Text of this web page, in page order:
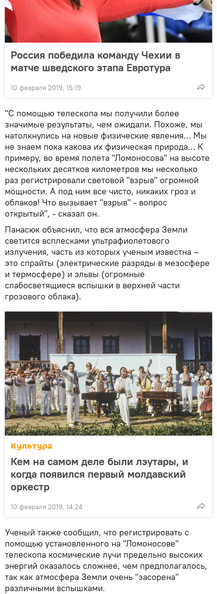
Россия победила команду Чехии в
матче шведского этапа Евротура
10 февраля 2019, 15:19
"С помощью телескопа мы получили более
значимые результаты, чем ожидали. Похоже, мы
натолкнулись на новые физические явления… Мы
не знаем пока какова их физическая природа… К
примеру, во время полета "Ломоносова" на высоте
нескольких десятков километров мы несколько
раз регистрировали световой "взрыв" огромной
мощности. А под ним все чисто, никаких гроз и
облаков! Что вызывает "взрыв" - вопрос
открытый", - сказал он.
Панасюк объяснил, что вся атмосфера Земли
светится всплесками ультрафиолетового
излучения, часть из которых ученым известна –
это спрайты (электрические разряды в мезосфере
и термосфере) и эльвы (огромные
слабосветящиеся вспышки в верхней части
грозового облака).
Культура
Кем на самом деле были лэутары, и
когда появился первый молдавский
оркестр
10 февраля 2019, 14:24
Ученый также сообщил, что регистрировать с
помощью установленного на "Ломоносове"
телескопа космические лучи предельно высоких
энергий оказалось сложнее, чем предполагалось,
так как атмосфера Земли очень "засорена"
различными вспышками.